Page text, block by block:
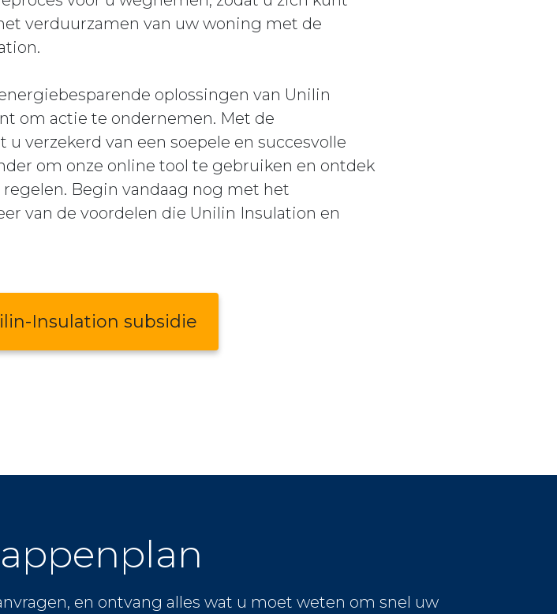
verduurzamen van uw woning met de
oplossingen van Unilin
om actie te ondernemen. Met de
verzekerd van een soepele en succesvolle
om onze online tool te gebruiken en ontdek
Begin vandaag nog met het
van de voordelen die Unilin Insulation en
Insulation subsidie
en ontvang alles wat u moet weten om snel uw